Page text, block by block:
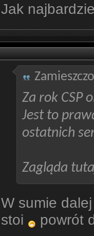
Jak
Za rok CSP
Jest to
ostatnich
Zagląda
W sumie
stoi
powrót